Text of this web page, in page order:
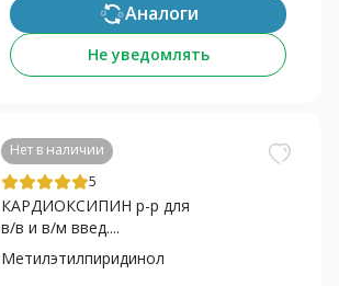
Аналоги
Не уведомлять
Нет в наличии
5
КАРДИОКСИПИН р-р для
в/в и в/м введ....
Метилэтилпиридинол